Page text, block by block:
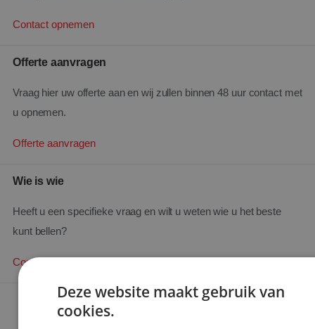
Contact opnemen
Offerte aanvragen
Vraag hier uw offerte aan en wij zullen binnen 48 uur contact met
u opnemen.
Offerte aanvragen
Wie is wie
Heeft u een specifieke vraag en wilt u weten wie u het beste
kunt bellen?
Contact zoeken
Deze website maakt gebruik van
cookies.